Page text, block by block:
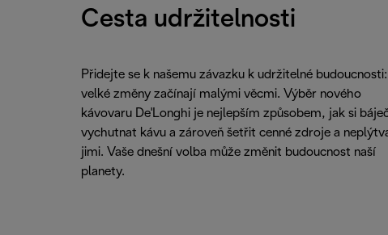
Cesta udržitelnosti
Přidejte se k našemu závazku k udržitelné budoucnosti:
velké změny začínají malými věcmi. Výběr nového
kávovaru De'Longhi je nejlepším způsobem, jak si
vychutnat kávu a zároveň šetřit cenné zdroje a
jimi. Vaše dnešní volba může změnit budoucnost naší
planety.